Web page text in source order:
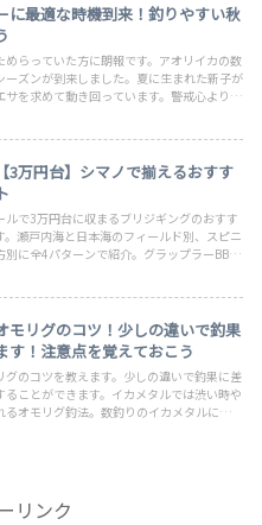
に最適な時機到来！釣りやすい秋
めらっていた方に朗報です。アオリイカの数
ーズンが到来しました。夏に生まれた新子が
サを求めて動き回っています。警戒心よりも
3万円台】シマノで揃えるおすす
ルで3万円台に収まるブリジギングのおすす
。瀬戸内海と日本海のフィールド別、スピニ
別に全4パターンで紹介。グラップラーBB×
モリグのコツ！少しの違いで釣果
す！注意点を覚えておこう
グのコツを教えます。少しの違いで釣果に差
ることができます。イカメタルでは渋い時や
オモリグ釣法。数釣りのイカメタルに大剣
リンク